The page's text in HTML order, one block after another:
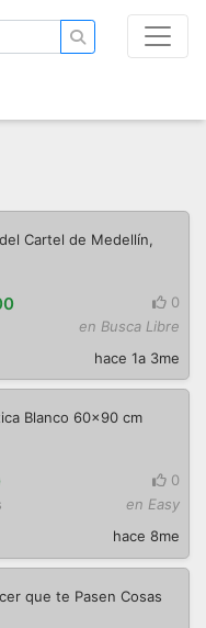
Cartel de Medellín,
0
en Busca Libre
hace 1a 3me
Blanco 60x90 cm
0
en Easy
hace 8me
que te Pasen Cosas